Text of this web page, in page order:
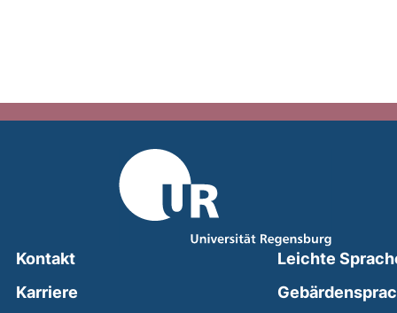
Kontakt
Karriere
Leichte